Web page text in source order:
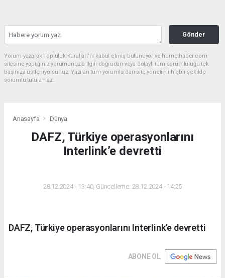
Gönder
Yorum yazarak Topluluk Kuralları’nı kabul etmiş bulunuyor ve hurnethaber.com
sitesine yaptığınız yorumunuzla ilgili doğrudan veya dolaylı tüm sorumluluğu tek
başınıza üstleniyorsunuz. Yazılan tüm yorumlardan site yönetimi hiçbir şekilde
sorumlu tutulamaz.
Anasayfa Dünya
DAFZ, Türkiye operasyonlarını
Interlink’e devretti
28.12.2024 - 13:40, Güncelleme: 28.12.2024 - 14:25
DAFZ, Türkiye operasyonlarını Interlink’e devretti
ABONE OL